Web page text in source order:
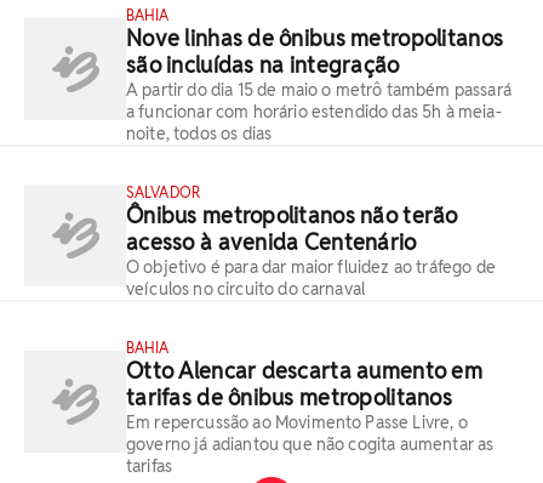
BAHIA
Nove linhas de ônibus metropolitanos
são incluídas na integração
A partir do dia 15 de maio o metrô também passará
a funcionar com horário estendido das 5h à meia-
noite, todos os dias
SALVADOR
Ônibus metropolitanos não terão
acesso à avenida Centenário
O objetivo é para dar maior fluidez ao tráfego de
veículos no circuito do carnaval
BAHIA
Otto Alencar descarta aumento em
tarifas de ônibus metropolitanos
Em repercussão ao Movimento Passe Livre, o
governo já adiantou que não cogita aumentar as
tarifas